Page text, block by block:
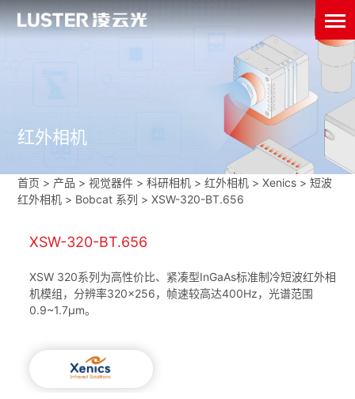
红外相机
首页 > 产品 > 视觉器件 >科研相机 >红外相机 >Xenics >短波
红外相机 > Bobcat 系列 >XSW-320-BT.656
XSW-320-BT.656
XSW 320系列为高性价比、紧凑型InGaAs标准制冷短波红外相
机模组，分辨率320×256，帧速较高达400Hz，光谱范围
0.9~1.7μm。